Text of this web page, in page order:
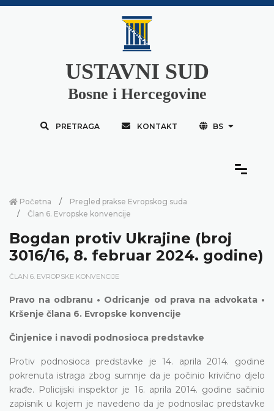
USTAVNI SUD
Bosne i Hercegovine
PRETRAGA KONTAKT BS
Početna
Pregled prakse Evropskog suda
Član 6. Evropske konvencije
Bogdan protiv Ukrajine (broj
3016/16, 8. februar 2024. godine)
ČLAN 6. EVROPSKE KONVENCIJE
Pravo na odbranu • Odricanje od prava na advokata •
Kršenje člana 6. Evropske konvencije
Činjenice i navodi podnosioca predstavke
Protiv podnosioca predstavke je 14. aprila 2014. godine
pokrenuta istraga zbog sumnje da je počinio krivično djelo
krađe. Policijski inspektor je 16. aprila 2014. godine sačinio
zapisnik u kojem je navedeno da je podnosilac predstavke